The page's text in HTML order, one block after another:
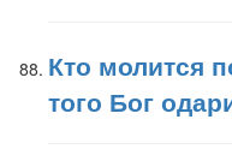
Кто молится
того Бог